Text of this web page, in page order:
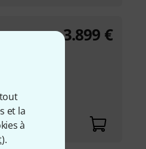
et la
à
).
3.899 €